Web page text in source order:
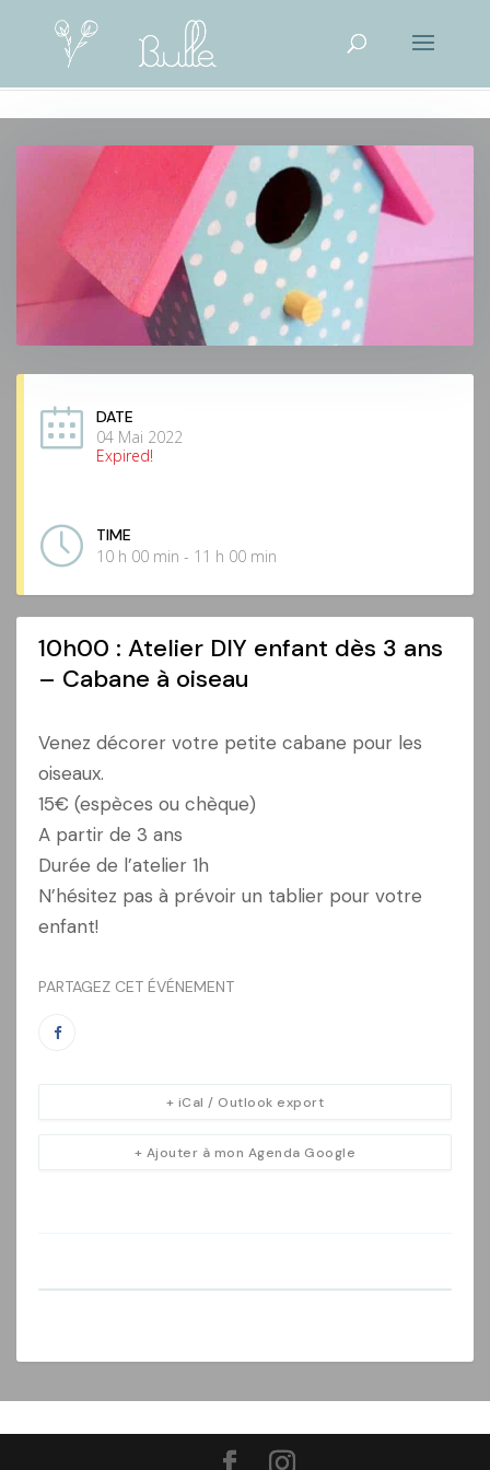
DATE
04 Mai 2022
Expired!
TIME
10 h 00 min - 11 h 00 min
10h00 : Atelier DIY enfant dès 3 ans
– Cabane à oiseau
Venez décorer votre petite cabane pour les
oiseaux.
15€ (espèces ou chèque)
A partir de 3 ans
Durée de l’atelier 1h
N’hésitez pas à prévoir un tablier pour votre
enfant!
PARTAGEZ CET ÉVÉNEMENT
+ Ajouter à mon Agenda Google
+ iCal / Outlook export